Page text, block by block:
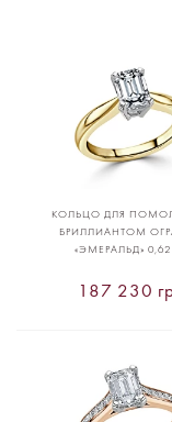
КОЛЬЦО ДЛЯ
БРИЛЛИАНТОМ
«ЭМЕРАЛЬД» 0,62
187 230